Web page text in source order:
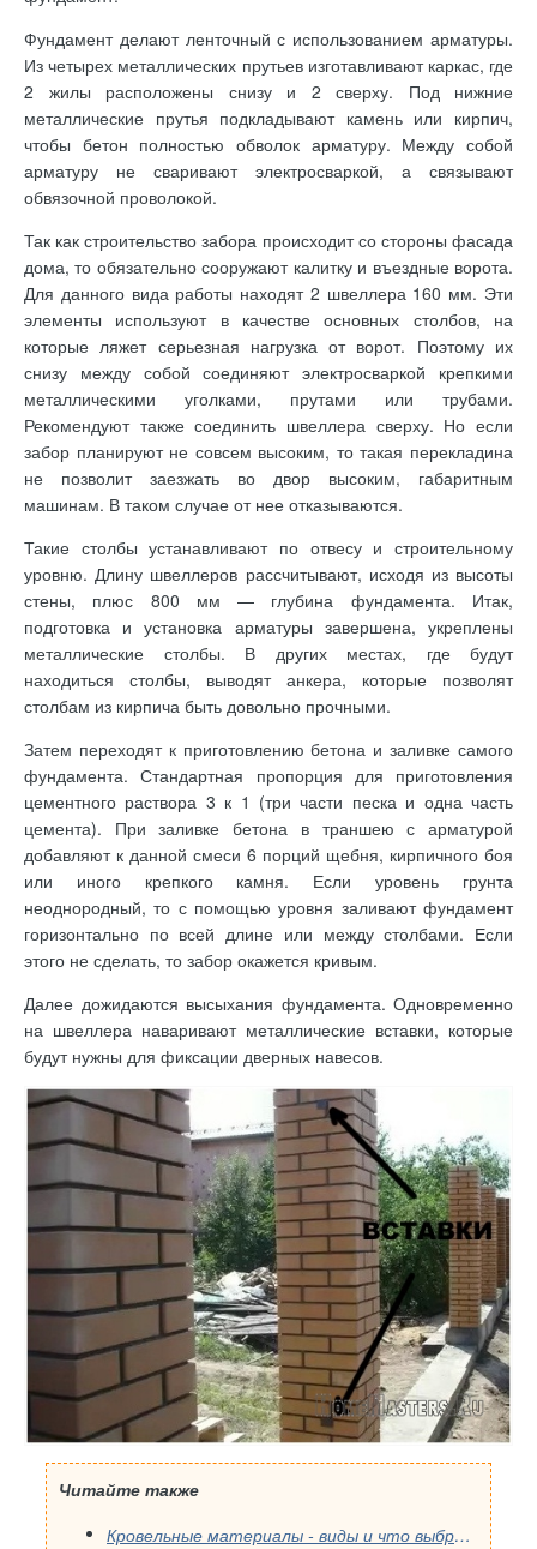
Фундамент делают ленточный с использованием арматуры.
Из четырех металлических прутьев изготавливают каркас, где
2 жилы расположены снизу и 2 сверху. Под нижние
металлические прутья подкладывают камень или кирпич,
чтобы бетон полностью обволок арматуру. Между собой
арматуру не сваривают электросваркой, а связывают
обвязочной проволокой.
Так как строительство забора происходит со стороны фасада
дома, то обязательно сооружают калитку и въездные ворота.
Для данного вида работы находят 2 швеллера 160 мм. Эти
элементы используют в качестве основных столбов, на
которые ляжет серьезная нагрузка от ворот. Поэтому их
снизу между собой соединяют электросваркой крепкими
металлическими уголками, прутами или трубами.
Рекомендуют также соединить швеллера сверху. Но если
забор планируют не совсем высоким, то такая перекладина
не позволит заезжать во двор высоким, габаритным
машинам. В таком случае от нее отказываются.
Такие столбы устанавливают по отвесу и строительному
уровню. Длину швеллеров рассчитывают, исходя из высоты
стены, плюс 800 мм — глубина фундамента. Итак,
подготовка и установка арматуры завершена, укреплены
металлические столбы. В других местах, где будут
находиться столбы, выводят анкера, которые позволят
столбам из кирпича быть довольно прочными.
Затем переходят к приготовлению бетона и заливке самого
фундамента. Стандартная пропорция для приготовления
цементного раствора 3 к 1 (три части песка и одна часть
цемента). При заливке бетона в траншею с арматурой
добавляют к данной смеси 6 порций щебня, кирпичного боя
или иного крепкого камня. Если уровень грунта
неоднородный, то с помощью уровня заливают фундамент
горизонтально по всей длине или между столбами. Если
этого не сделать, то забор окажется кривым.
Далее дожидаются высыхания фундамента. Одновременно
на швеллера наваривают металлические вставки, которые
будут нужны для фиксации дверных навесов.
Читайте также
Кровельные материалы - виды и что выбрать для крыши